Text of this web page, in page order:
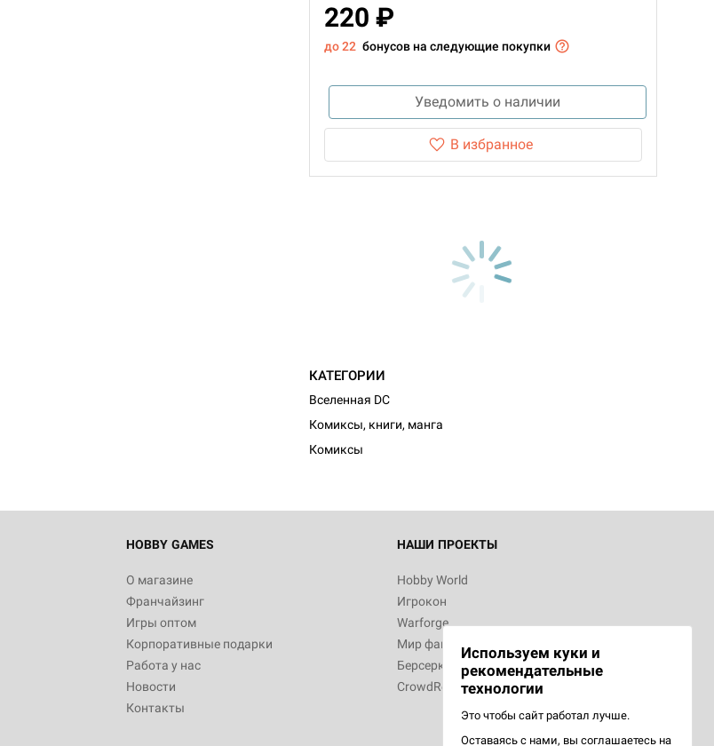
220 ₽
до 22 бонусов на следующие покупки
Уведомить о наличии
В избранное
КАТЕГОРИИ
Вселенная DC
Комиксы, книги, манга
Комиксы
HOBBY GAMES
О магазине
Франчайзинг
Игры оптом
Корпоративные подарки
Работа у нас
Новости
Контакты
НАШИ ПРОЕКТЫ
Hobby World
Игрокон
Warforge
Мир фантастики
Берсерк
CrowdRepublic
Используем куки и
рекомендательные
технологии
Это чтобы сайт работал лучше.
Оставаясь с нами, вы соглашаетесь на
Настольная игра Hobby World Монстры
Белая смерть
12 990
Настольная игра Hobby World Берсерк.
3 490